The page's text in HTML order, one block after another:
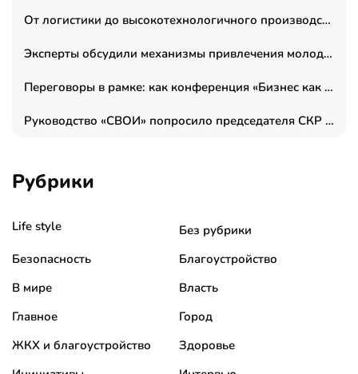
От логистики до высокотехнологичного производства: как основатель “гагаринга” выстраивает экосистему безопасности и гражданских БПЛА
Эксперты обсудили механизмы привлечения молодых специалистов в промышленные города
Переговоры в рамке: как конференция «Бизнес как искусство» переформатирует деловой этикет в стенах ТПП РФ
Руководство «СВОИ» попросило председателя СКР дать правовую оценку обысков в тыловом штабе
Рубрики
Life style
Без рубрики
Безопасность
Благоустройство
В мире
Власть
Главное
Город
ЖКХ и благоустройство
Здоровье